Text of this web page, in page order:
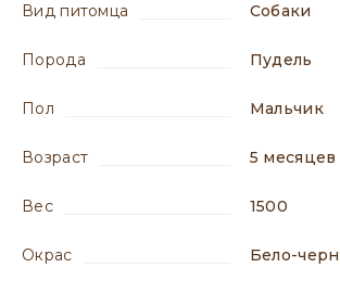
вид питомца Собаки
порода Пудель
пол мальчик
возраст 5 месяцев
вес 1500
окрас бело-